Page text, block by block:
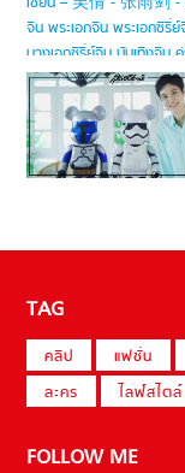
TAG
คลิป แฟชั่น
ละคร
ไลฟ์สไตล์
FOLLOW ME